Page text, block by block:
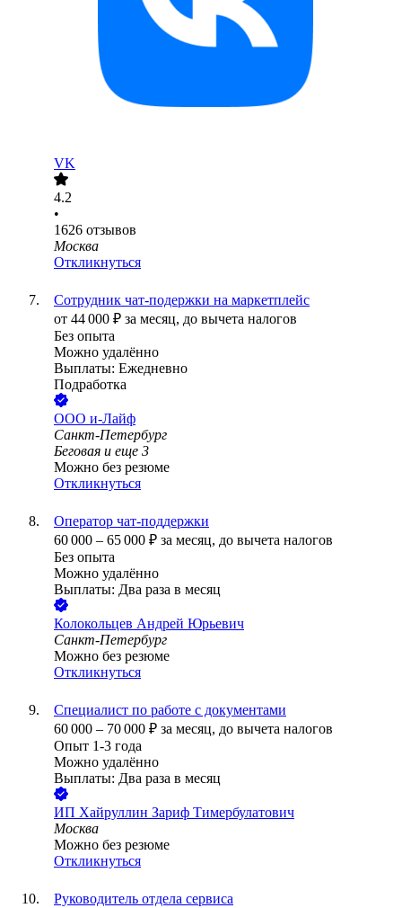
VK
4.2
•
1626 отзывов
Москва
Откликнуться
Сотрудник чат-подержки на маркетплейс
от 44 000 ₽ за месяц, до вычета налогов
Без опыта
Можно удалённо
Выплаты: Ежедневно
Подработка
ООО и-Лайф
Санкт-Петербург
Беговая и еще 3
Можно без резюме
Откликнуться
Оператор чат-поддержки
60 000 – 65 000 ₽ за месяц, до вычета налогов
Без опыта
Можно удалённо
Выплаты: Два раза в месяц
Колокольцев Андрей Юрьевич
Санкт-Петербург
Можно без резюме
Откликнуться
Специалист по работе с документами
60 000 – 70 000 ₽ за месяц, до вычета налогов
Опыт 1-3 года
Можно удалённо
Выплаты: Два раза в месяц
ИП Хайруллин Зариф Тимербулатович
Москва
Можно без резюме
Откликнуться
Руководитель отдела сервиса